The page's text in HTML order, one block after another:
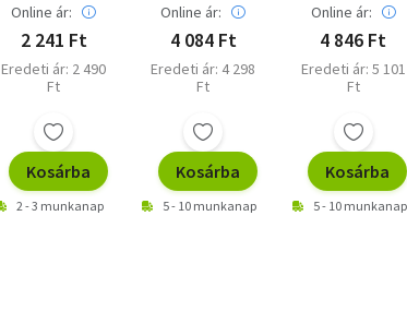
Online ár:
2 241 Ft
Eredeti ár: 2 490
Ft
Kosárba
2 - 3 munkanap
Online ár:
4 084 Ft
Eredeti ár: 4 298
Ft
Kosárba
5 - 10 munkanap
Online ár:
4 846 Ft
Eredeti ár: 5 101
Ft
Kosárba
5 - 10 munkanap